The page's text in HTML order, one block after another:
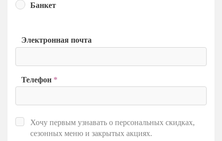
Банкет
Электронная почта
Телефон *
Хочу первым узнавать о персональных скидках,
сезонных меню и закрытых акциях.